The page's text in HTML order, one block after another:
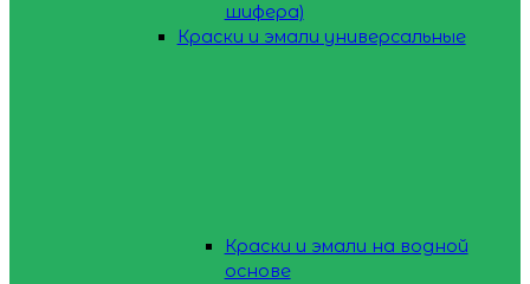
шифера)
Краски и эмали универсальные
Краски и эмали на водной
основе